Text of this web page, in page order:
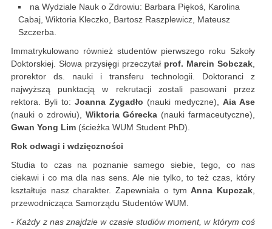
na Wydziale Nauk o Zdrowiu: Barbara Piękoś, Karolina
Cabaj, Wiktoria Kleczko, Bartosz Raszplewicz, Mateusz
Szczerba.
Immatrykulowano również studentów pierwszego roku Szkoły
Doktorskiej. Słowa przysięgi przeczytał prof. Marcin Sobczak
prorektor ds. nauki i transferu technologii. Doktoranci z
najwyższą punktacją w rekrutacji zostali pasowani przez
rektora. Byli to: Joanna Zygadło (nauki medyczne), Aia Ase
(nauki o zdrowiu), Wiktoria Górecka (nauki farmaceutyczne),
Gwan Yong Lim (ścieżka WUM Student PhD).
Rok odwagi i wdzięczności
Studia to czas na poznanie samego siebie, tego, co nas
ciekawi i co ma dla nas sens. Ale nie tylko, to też czas, który
kształtuje nasz charakter. Zapewniała o tymAnna Kupczak
przewodnicząca Samorządu Studentów WUM.
- Każdy z nas znajdzie w czasie studiów moment, w którym coś